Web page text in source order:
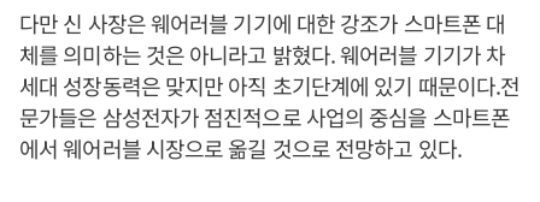
다만 신 사장은 웨어러블 기기에 대한 강조가 스마트폰 대
체를 의미하는 것은 아니라고 밝혔다. 웨어러블 기기가 차
세대 성장동력은 맞지만 아직 초기단계에 있기 때문이다.전
문가들은 삼성전자가 점진적으로 사업의 중심을 스마트폰
에서 웨어러블 시장으로 옮길 것으로 전망하고 있다.